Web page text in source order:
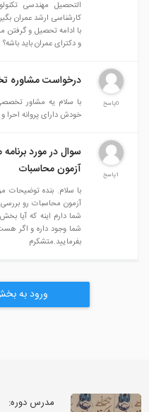
التحصیل مهندسی
کارشناسی ارشد عمران
با ادامه تحصیل و گرفتن
و دکترای عمران باید باشه؟
0پاسخ
درخواست مشاوره
با سلام یه مشاور
خودش دارای پروانه احرا
1پاسخ
سوال در مورد
آزمون محاسبات
با سلام. بنده توضیحات
آزمون محاسبات رو
شما وجود داره و اگر
بفرمایید.متشکرم
ورود به
مدرس دوره: